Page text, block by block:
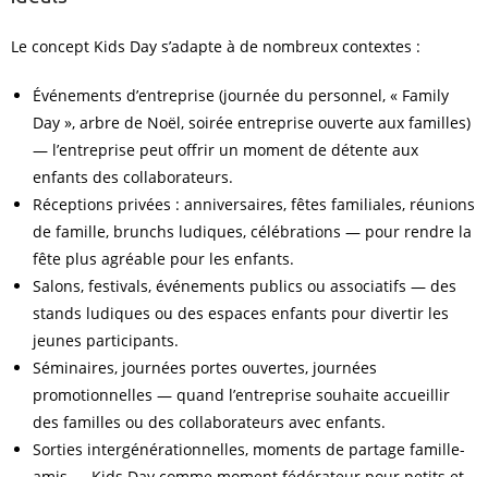
Le concept Kids Day s’adapte à de nombreux contextes :
Événements d’entreprise (journée du personnel, « Family
Day », arbre de Noël, soirée entreprise ouverte aux familles)
— l’entreprise peut offrir un moment de détente aux
enfants des collaborateurs.
Réceptions privées : anniversaires, fêtes familiales, réunions
de famille, brunchs ludiques, célébrations — pour rendre la
fête plus agréable pour les enfants.
Salons, festivals, événements publics ou associatifs — des
stands ludiques ou des espaces enfants pour divertir les
jeunes participants.
Séminaires, journées portes ouvertes, journées
promotionnelles — quand l’entreprise souhaite accueillir
des familles ou des collaborateurs avec enfants.
Sorties intergénérationnelles, moments de partage famille-